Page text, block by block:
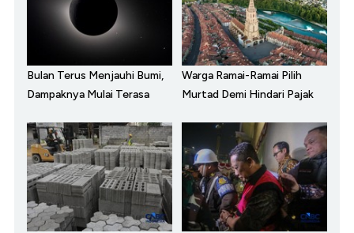
Bulan Terus Menjauhi Bumi,
Dampaknya Mulai Terasa
Warga Ramai-Ramai Pilih
Murtad Demi Hindari Pajak